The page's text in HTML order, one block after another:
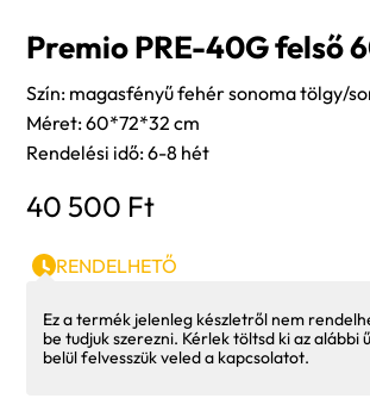
Premio PRE-40G felső
Szín: magasfényű fehér sonoma tölgy/
Méret: 60*72*32 cm
Rendelési idő: 6-8 hét
40 500 Ft
RENDELHETŐ
Ez a termék jelenleg készletről nem
be tudjuk szerezni. Kérlek töltsd ki az alábbi
belül felvesszük veled a kapcsolatot.